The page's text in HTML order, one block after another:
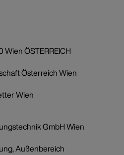
Wien ÖSTERREICH
Österreich Wien
Wien
GmbH Wien
Außenbereich